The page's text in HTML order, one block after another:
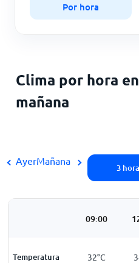
Por hora
Clima por hora
mañana
Ayer
3
Mañana
09:00
Temperatura
C 23°C 32°C